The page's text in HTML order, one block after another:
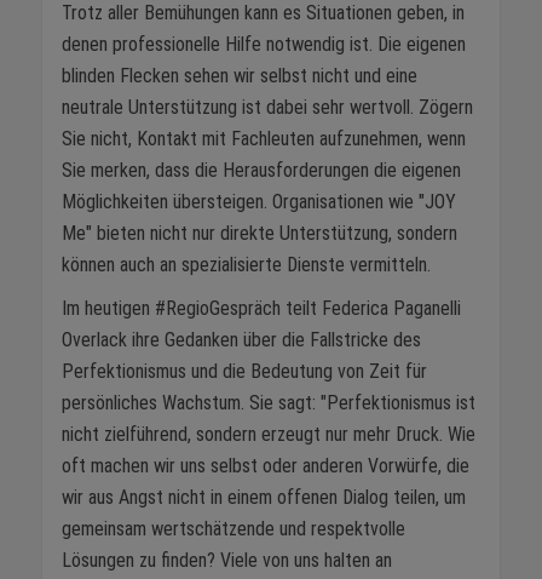
Trotz aller Bemühungen kann es Situationen geben, in
denen professionelle Hilfe notwendig ist. Die eigenen
blinden Flecken sehen wir selbst nicht und eine
neutrale Unterstützung ist dabei sehr wertvoll. Zögern
Sie nicht, Kontakt mit Fachleuten aufzunehmen, wenn
Sie merken, dass die Herausforderungen die eigenen
Möglichkeiten übersteigen. Organisationen wie "JOY
Me" bieten nicht nur direkte Unterstützung, sondern
können auch an spezialisierte Dienste vermitteln.
Im heutigen #RegioGespräch teilt Federica Paganelli
Overlack ihre Gedanken über die Fallstricke des
Perfektionismus und die Bedeutung von Zeit für
persönliches Wachstum. Sie sagt: "Perfektionismus ist
nicht zielführend, sondern erzeugt nur mehr Druck. Wie
oft machen wir uns selbst oder anderen Vorwürfe, die
wir aus Angst nicht in einem offenen Dialog teilen, um
gemeinsam wertschätzende und respektvolle
Lösungen zu finden? Viele von uns halten an